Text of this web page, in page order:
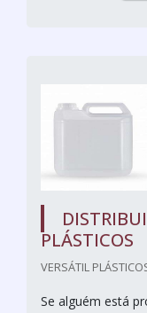
PLÁSTICOS
VERSÁTIL
Se alguém está